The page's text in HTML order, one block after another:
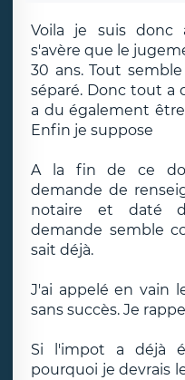
Voila je suis donc
s'avère que le
30 ans. Tout
séparé. Donc tout a
a du également
Enfin je suppose
A la fin de ce
demande de
notaire et daté
demande semble
sait déjà.
J'ai appelé en vain
sans succès. Je
Si l'impot a déjà
pourquoi je devrais